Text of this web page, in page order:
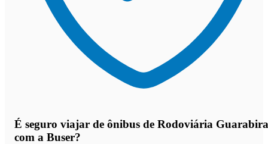
É seguro viajar de ônibus de Rodoviária Guarabira
com a Buser?